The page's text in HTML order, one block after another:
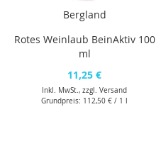
Bergland
Rotes Weinlaub BeinAktiv 100
ml
11,25 €
Inkl. MwSt., zzgl.Versand
Grundpreis: 112,50 € / 1 l